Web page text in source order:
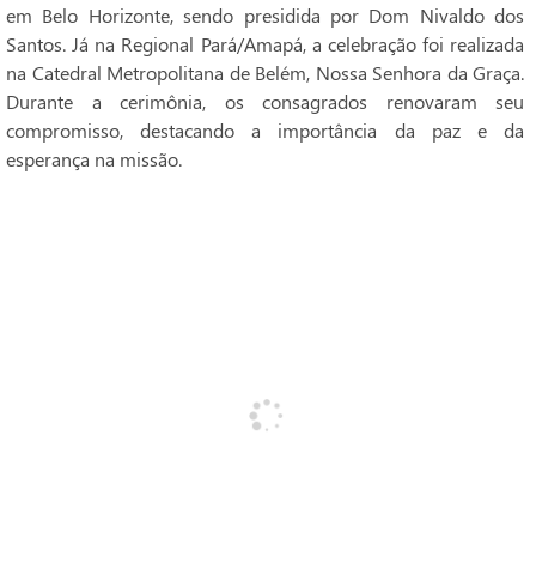
em Belo Horizonte, sendo presidida por Dom Nivaldo dos
Santos. Já na Regional Pará/Amapá, a celebração foi realizada
na Catedral Metropolitana de Belém, Nossa Senhora da Graça.
Durante a cerimônia, os consagrados renovaram seu
compromisso, destacando a importância da paz e da
esperança na missão.